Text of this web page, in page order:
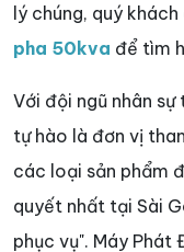
lý chúng, quý
pha 50kva để tìm
Với đội ngũ nhân
tự hào là đơn vị
các loại sản phẩm
quyết nhất tại Sài
phục vụ". Máy